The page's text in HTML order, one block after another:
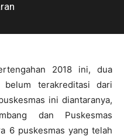
2018 ini, dua
terakreditasi dari
ini diantaranya,
dan Puskesmas
6 puskesmas yang telah